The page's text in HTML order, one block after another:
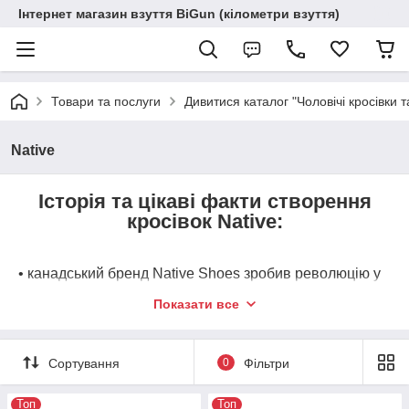
Інтернет магазин взуття BiGun (кілометри взуття)
Товари та послуги Дивитися каталог "Чоловічі кросівки
Native
Історія та цікаві факти створення
кросівок Native:
• канадський бренд Native Shoes зробив революцію у
силуети снікерсів із надлегкими, екологічними
можуть бути повністю етичними і практично
"невбиваними";
Показати все
Сортування 0 Фільтри
Топ Топ